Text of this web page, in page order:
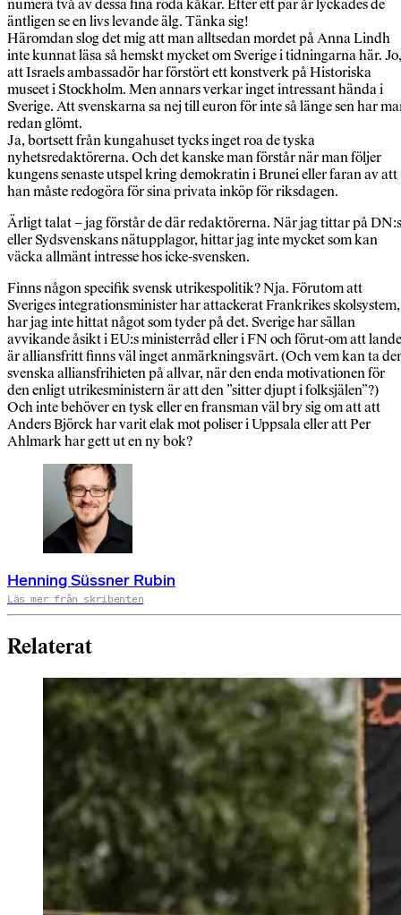
numera två av dessa fina röda kåkar. Efter ett par år lyckades de
äntligen se en livs levande älg. Tänka sig!
Häromdan slog det mig att man alltsedan mordet på Anna Lindh
inte kunnat läsa så hemskt mycket om Sverige i tidningarna här. Jo,
att Israels ambassadör har förstört ett konstverk på Historiska
museet i Stockholm. Men annars verkar inget intressant hända i
Sverige. Att svenskarna sa nej till euron för inte så länge sen har
redan glömt.
Ja, bortsett från kungahuset tycks inget roa de tyska
nyhetsredaktörerna. Och det kanske man förstår när man följer
kungens senaste utspel kring demokratin i Brunei eller faran av att
han måste redogöra för sina privata inköp för riksdagen.
Ärligt talat – jag förstår de där redaktörerna. När jag tittar på DN:s
eller Sydsvenskans nätupplagor, hittar jag inte mycket som kan
väcka allmänt intresse hos icke-svensken.
Finns någon specifik svensk utrikespolitik? Nja. Förutom att
Sveriges integrationsminister har attackerat Frankrikes skolsystem,
har jag inte hittat något som tyder på det. Sverige har sällan
avvikande åsikt i EU:s ministerråd eller i FN och förut-om att
är alliansfritt finns väl inget anmärkningsvärt. (Och vem kan ta
svenska alliansfrihieten på allvar, när den enda motivationen för
den enligt utrikesministern är att den ”sitter djupt i folksjälen”?)
Och inte behöver en tysk eller en fransman väl bry sig om att att
Anders Björck har varit elak mot poliser i Uppsala eller att Per
Ahlmark har gett ut en ny bok?
Henning Süssner Rubin
Läs mer från skribenten
Relaterat